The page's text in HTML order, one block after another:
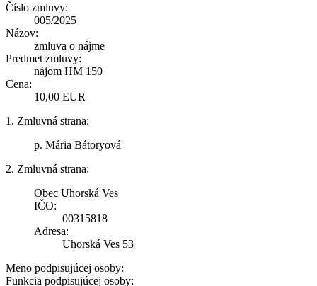
Číslo zmluvy:
005/2025
Názov:
zmluva o nájme
Predmet zmluvy:
nájom HM 150
Cena:
10,00 EUR
1. Zmluvná strana:
p. Mária Bátoryová
2. Zmluvná strana:
Obec Uhorská Ves
IČO:
00315818
Adresa:
Uhorská Ves 53
Meno podpisujúcej osoby:
Funkcia podpisujúcej osoby: